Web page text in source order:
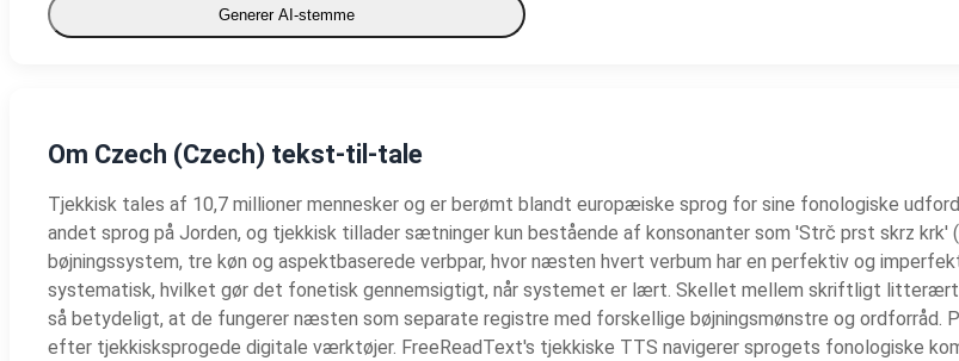
Generer AI-stemme
Om Czech (Czech) tekst-til-tale
Tjekkisk tales af 10,7 millioner mennesker og er berømt blandt europæiske sprog for sine fonologiske
andet sprog på Jorden, og tjekkisk tillader sætninger kun bestående af konsonanter som 'Strč prst skrz krk'
bøjningssystem, tre køn og aspektbaserede verbpar, hvor næsten hvert verbum har en perfektiv og
systematisk, hvilket gør det fonetisk gennemsigtigt, når systemet er lært. Skellet mellem skriftligt litterært
så betydeligt, at de fungerer næsten som separate registre med forskellige bøjningsmønstre og
efter tjekkisksprogede digitale værktøjer. FreeReadText's tjekkiske TTS navigerer sprogets fonologiske